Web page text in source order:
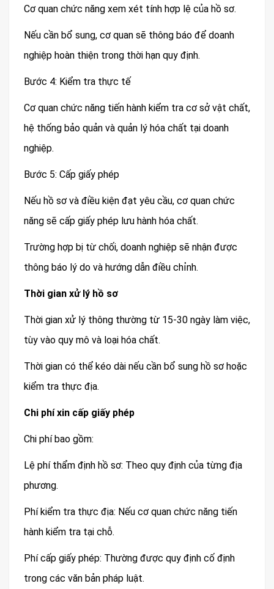
Cơ quan chức năng xem xét tính hợp lệ của hồ sơ.
Nếu cần bổ sung, cơ quan sẽ thông báo để doanh
nghiệp hoàn thiện trong thời hạn quy định.
Bước 4: Kiểm tra thực tế
Cơ quan chức năng tiến hành kiểm tra cơ sở vật chất,
hệ thống bảo quản và quản lý hóa chất tại doanh
nghiệp.
Bước 5: Cấp giấy phép
Nếu hồ sơ và điều kiện đạt yêu cầu, cơ quan chức
năng sẽ cấp giấy phép lưu hành hóa chất.
Trường hợp bị từ chối, doanh nghiệp sẽ nhận được
thông báo lý do và hướng dẫn điều chỉnh.
Thời gian xử lý hồ sơ
Thời gian xử lý thông thường từ 15-30 ngày làm việc,
tùy vào quy mô và loại hóa chất.
Thời gian có thể kéo dài nếu cần bổ sung hồ sơ hoặc
kiểm tra thực địa.
Chi phí xin cấp giấy phép
Chi phí bao gồm:
Lệ phí thẩm định hồ sơ: Theo quy định của từng địa
phương.
Phí kiểm tra thực địa: Nếu cơ quan chức năng tiến
hành kiểm tra tại chỗ.
Phí cấp giấy phép: Thường được quy định cố định
trong các văn bản pháp luật.